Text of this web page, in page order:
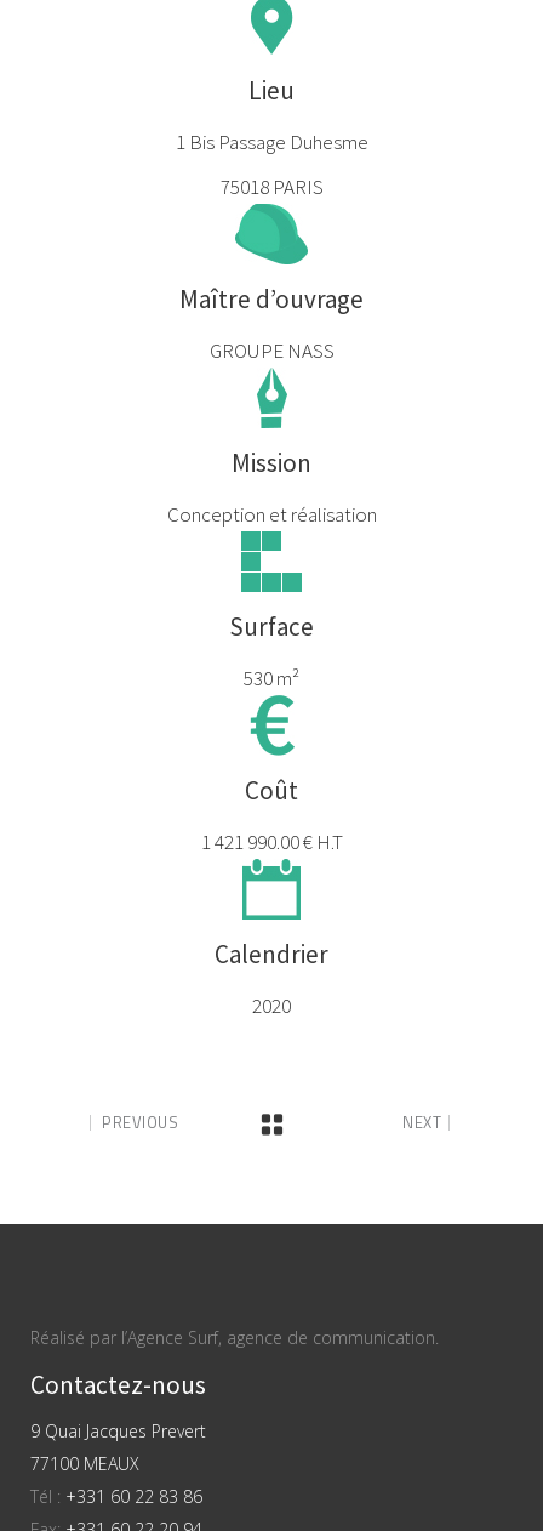
Lieu
1 Bis Passage Duhesme
75018 PARIS
Maître d’ouvrage
GROUPE NASS
Mission
Conception et réalisation
Surface
530 m²
Coût
1 421 990.00 € H.T
Calendrier
2020
PREVIOUS NEXT
Réalisé par l’Agence Surf, agence de communication.
Contactez-nous
9 Quai Jacques Prevert
77100 MEAUX
Tél : +331 60 22 83 86